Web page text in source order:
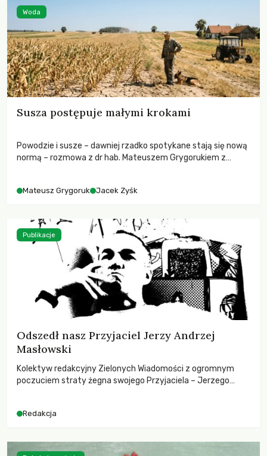
Susza postępuje małymi krokami
Powodzie i susze – dawniej rzadko spotykane stają się nową
normą – rozmowa z dr hab. Mateuszem Grygorukiem z
Mateusz Grygoruk Jacek Zyśk
Woda
Odszedł nasz Przyjaciel Jerzy Andrzej
Masłowski
Kolektyw redakcyjny Zielonych Wiadomości z ogromnym
poczuciem straty żegna swojego Przyjaciela – Jerzego
Redakcja
Publikacje